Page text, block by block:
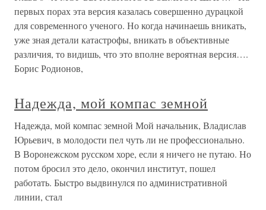
первых порах эта версия казалась совершенно дурацкой
для современного ученого. Но когда начинаешь вникать,
уже зная детали катастрофы, вникать в объективные
различия, то видишь, что это вполне вероятная версия….
Борис Родионов,
Надежда, мой компас земной
Надежда, мой компас земной Мой начальник, Владислав
Юрьевич, в молодости пел чуть ли не профессионально.
В Воронежском русском хоре, если я ничего не путаю. Но
потом бросил это дело, окончил институт, пошел
работать. Быстро выдвинулся по административной
линии, стал